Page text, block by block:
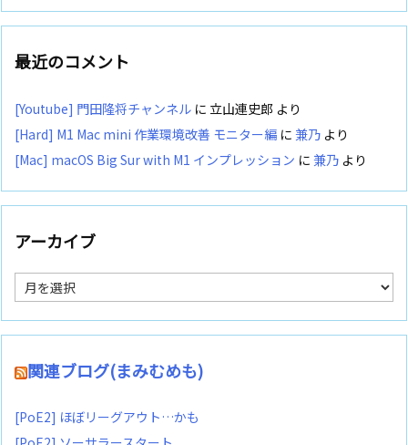
最近のコメント
[Youtube] 門田隆将チャンネル に 立山連史郎 より
[Hard] M1 Mac mini 作業環境改善 モニター編 に 兼乃 より
[Mac] macOS Big Sur with M1 インプレッション に 兼乃 より
アーカイブ
ア
ー
カ
イ
関連ブログ(まみむめも)
[PoE2] ほぼリーグアウト…かも